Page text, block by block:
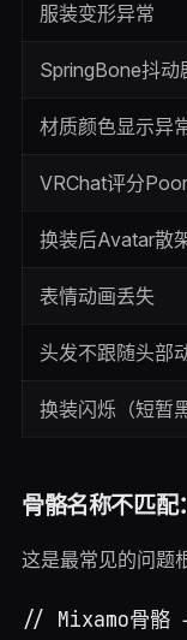
服装变形异常
SpringBone抖动
材质颜色显示异
VRChat评分Poor
换装后Avatar散
表情动画丢失
头发不跟随头部
换装闪烁（短暂
骨骼名称不匹配
这是最常见的问题
// Mixamo骨骼 →